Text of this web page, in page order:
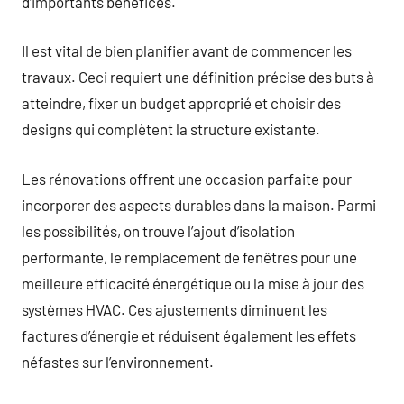
Il est vital de bien planifier avant de commencer les
travaux. Ceci requiert une définition précise des buts à
atteindre, fixer un budget approprié et choisir des
designs qui complètent la structure existante.
Les rénovations offrent une occasion parfaite pour
incorporer des aspects durables dans la maison. Parmi
les possibilités, on trouve l’ajout d’isolation
performante, le remplacement de fenêtres pour une
meilleure efficacité énergétique ou la mise à jour des
systèmes HVAC. Ces ajustements diminuent les
factures d’énergie et réduisent également les effets
néfastes sur l’environnement.